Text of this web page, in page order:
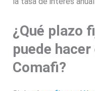
¿Qué plazo
puede
Comafi?